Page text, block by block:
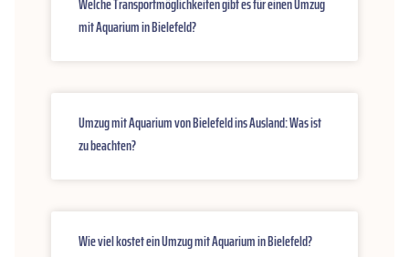
mit Aquarium in Bielefeld?
Umzug mit Aquarium von Bielefeld ins Ausland: Was ist
zu beachten?
Wie viel kostet ein Umzug mit Aquarium in Bielefeld?